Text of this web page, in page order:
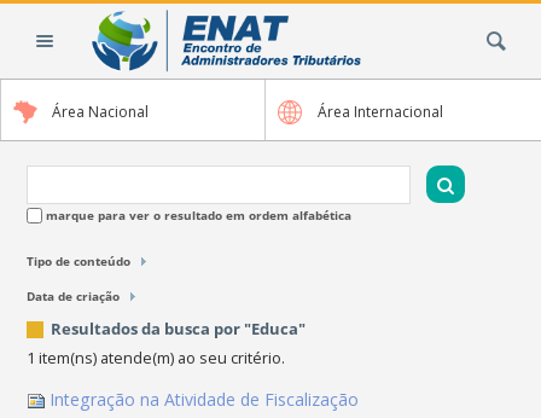
Área Nacional Área Internacional
marque para ver o resultado em ordem alfabética
Tipo de conteúdo
Data de criação
Resultados da busca por "Educa"
1 item(ns) atende(m) ao seu critério.
Integração na Atividade de Fiscalização